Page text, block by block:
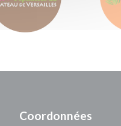
Coordonnées